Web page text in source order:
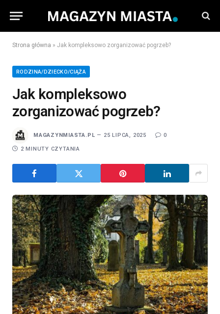
Strona główna » Jak kompleksowo zorganizować pogrzeb?
RODZINA/DZIECKO/CIĄŻA
Jak kompleksowo
zorganizować pogrzeb?
MAGAZYNMIASTA.PL 25 LIPCA, 2025 0
2 MINUTY CZYTANIA